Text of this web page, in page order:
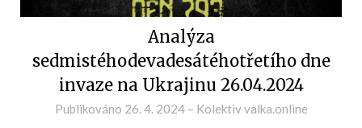
Analýza
sedmistéhodevadesátéhotřetího dne
invaze na Ukrajinu 26.04.2024
Publikováno 26. 4. 2024– Kolektiv valka.online